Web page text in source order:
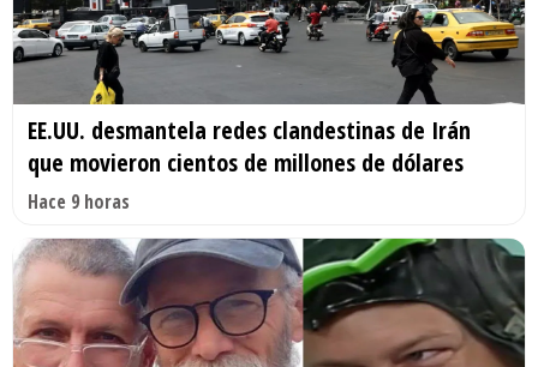
EE.UU. desmantela redes clandestinas de Irán
que movieron cientos de millones de dólares
Hace 9 horas